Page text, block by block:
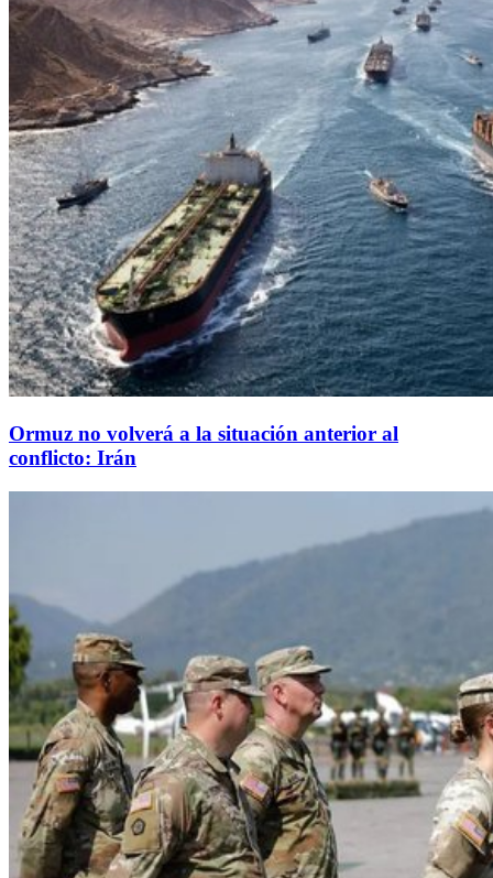
Ormuz no volverá a la situación anterior al
conflicto: Irán